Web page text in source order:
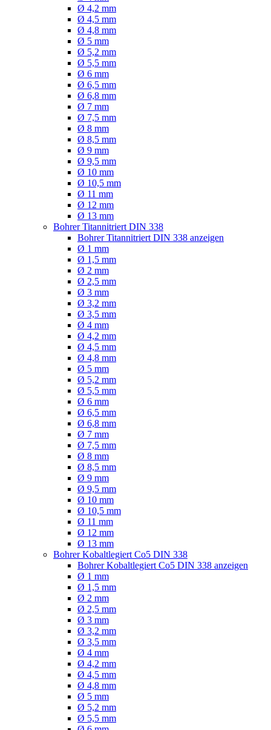
Ø 4,2 mm
Ø 4,5 mm
Ø 4,8 mm
Ø 5 mm
Ø 5,2 mm
Ø 5,5 mm
Ø 6 mm
Ø 6,5 mm
Ø 6,8 mm
Ø 7 mm
Ø 7,5 mm
Ø 8 mm
Ø 8,5 mm
Ø 9 mm
Ø 9,5 mm
Ø 10 mm
Ø 10,5 mm
Ø 11 mm
Ø 12 mm
Ø 13 mm
Bohrer Titannitriert DIN 338
Bohrer Titannitriert DIN 338 anzeigen
Ø 1 mm
Ø 1,5 mm
Ø 2 mm
Ø 2,5 mm
Ø 3 mm
Ø 3,2 mm
Ø 3,5 mm
Ø 4 mm
Ø 4,2 mm
Ø 4,5 mm
Ø 4,8 mm
Ø 5 mm
Ø 5,2 mm
Ø 5,5 mm
Ø 6 mm
Ø 6,5 mm
Ø 6,8 mm
Ø 7 mm
Ø 7,5 mm
Ø 8 mm
Ø 8,5 mm
Ø 9 mm
Ø 9,5 mm
Ø 10 mm
Ø 10,5 mm
Ø 11 mm
Ø 12 mm
Ø 13 mm
Bohrer Kobaltlegiert Co5 DIN 338
Bohrer Kobaltlegiert Co5 DIN 338 anzeigen
Ø 1 mm
Ø 1,5 mm
Ø 2 mm
Ø 2,5 mm
Ø 3 mm
Ø 3,2 mm
Ø 3,5 mm
Ø 4 mm
Ø 4,2 mm
Ø 4,5 mm
Ø 4,8 mm
Ø 5 mm
Ø 5,2 mm
Ø 5,5 mm